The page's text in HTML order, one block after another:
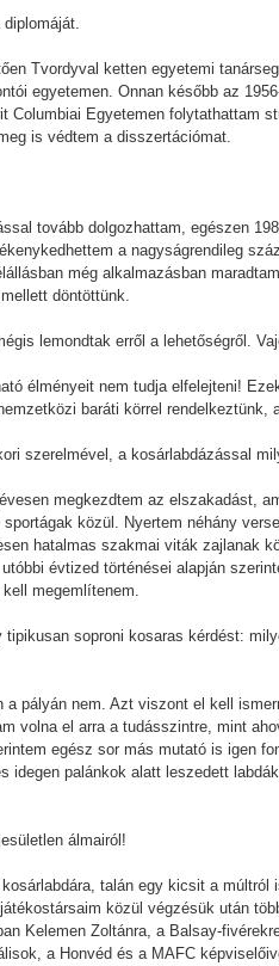
Tvordyval ketten egyetemi
egyetemen. Onnan később az
Columbiai Egyetemen folytathattam
is védtem a disszertációmat.
tovább dolgozhattam, egészen
a nagyságrendileg
még alkalmazásban
döntöttünk.
lemondtak erről a lehetőségről.
élményeit nem tudja elfelejteni!
baráti körrel rendelkeztünk,
szerelmével, a kosárlabdázással
megkezdtem az elszakadást,
közül. Nyertem néhány
hatalmas szakmai viták zajlanak
évtized történései alapján
megemlítenem.
soproni kosaras kérdést:
pályán nem. Azt viszont el kell
volna el arra a tudásszintre, mint
egész sor más mutató is igen
idegen palánkok alatt leszedett
álmairól!
talán egy kicsit a
közül végzésük után
Kelemen Zoltánra, a Balsay-
a Honvéd és a MAFC